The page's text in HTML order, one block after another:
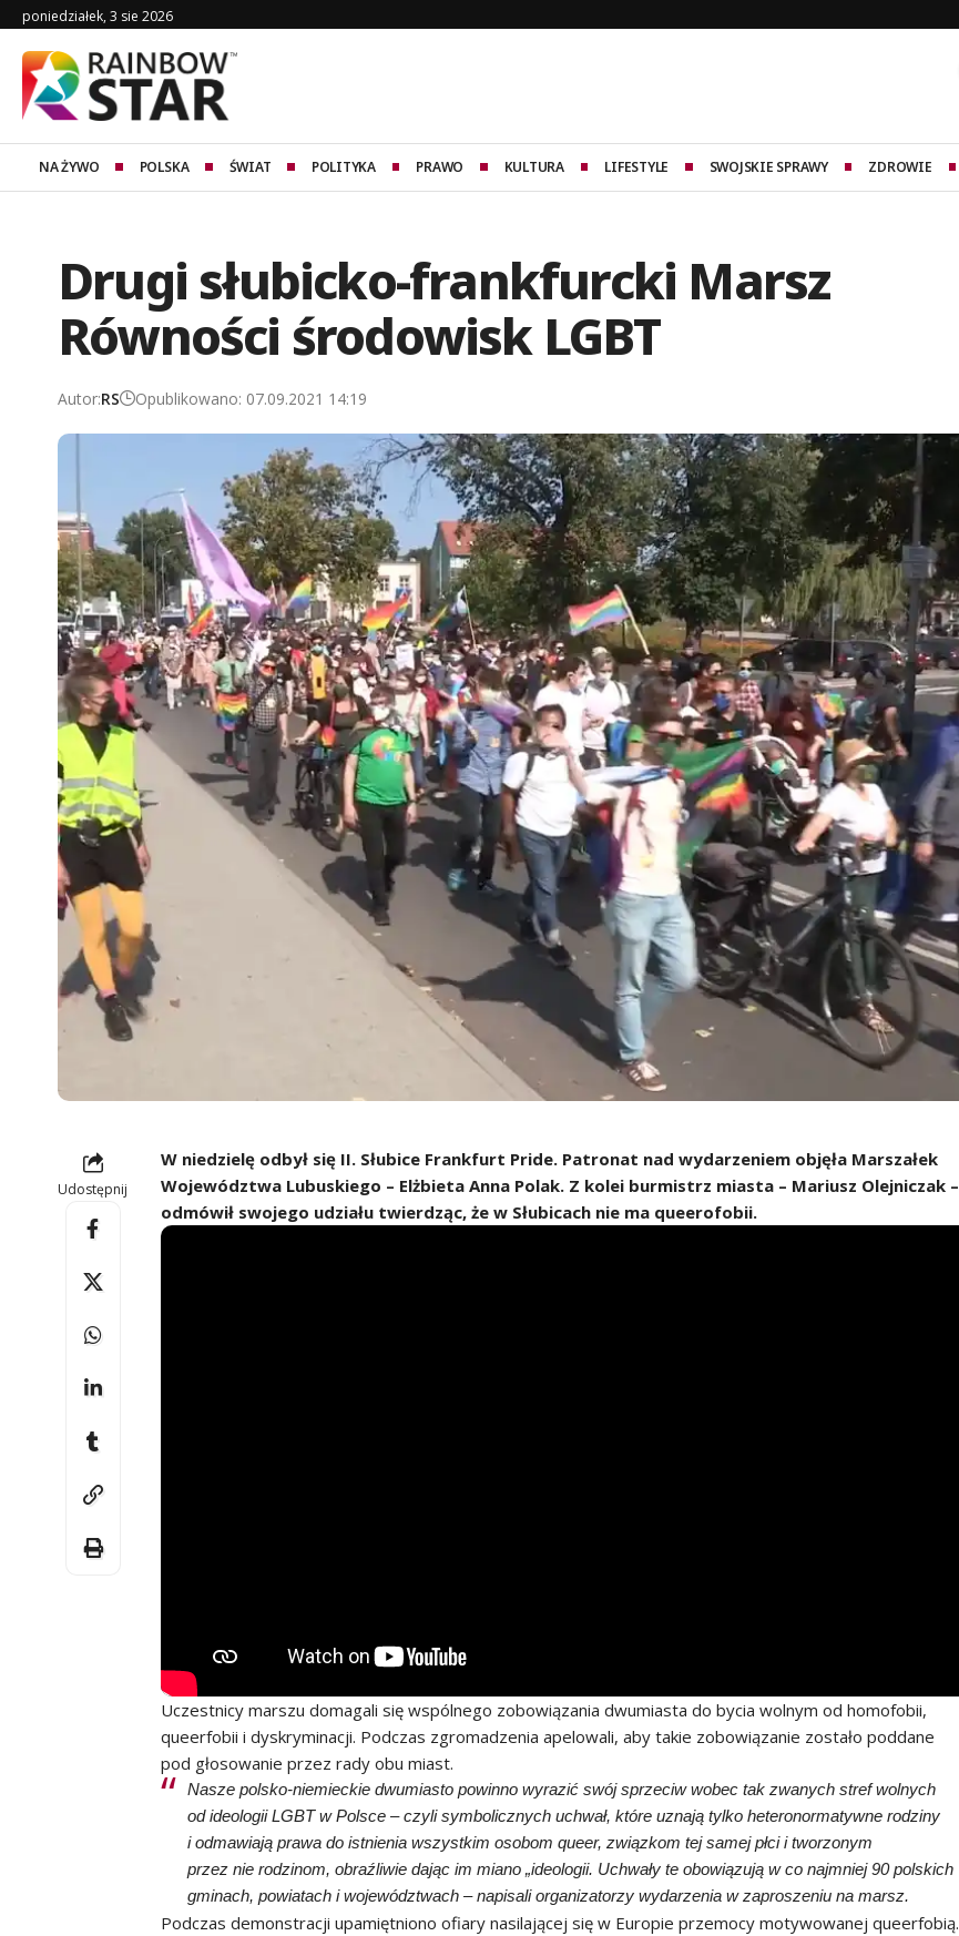
poniedziałek, 3 sie 2026
NA ŻYWO POLSKA ŚWIAT POLITYKA PRAWO KULTURA LIFESTYLE SWOJSKIE SPRAWY ZDROWIE
Drugi słubicko-frankfurcki Marsz
Równości środowisk LGBT
Autor:RS Opublikowano: 07.09.2021 14:19
Udostępnij
W niedzielę odbył się II. Słubice Frankfurt Pride. Patronat nad wydarzeniem objęła Marszałek
Województwa Lubuskiego – Elżbieta Anna Polak. Z kolei burmistrz miasta – Mariusz Olejniczak –
odmówił swojego udziału twierdząc, że w Słubicach nie ma queerofobii.
Uczestnicy marszu domagali się wspólnego zobowiązania dwumiasta do bycia wolnym od homofobii,
queerfobii i dyskryminacji. Podczas zgromadzenia apelowali, aby takie zobowiązanie zostało poddane
pod głosowanie przez rady obu miast.
Nasze polsko-niemieckie dwumiasto powinno wyrazić swój sprzeciw wobec tak zwanych stref wolnych
od ideologii LGBT w Polsce – czyli symbolicznych uchwał, które uznają tylko heteronormatywne rodziny
i odmawiają prawa do istnienia wszystkim osobom queer, związkom tej samej płci i tworzonym
przez nie rodzinom, obraźliwie dając im miano „ideologii. Uchwały te obowiązują w co najmniej 90 polskich
gminach, powiatach i województwach – napisali organizatorzy wydarzenia w zaproszeniu na marsz.
Podczas demonstracji upamiętniono ofiary nasilającej się w Europie przemocy motywowanej queerfobią.